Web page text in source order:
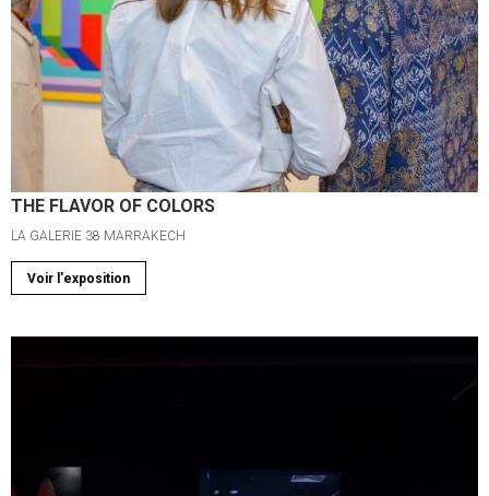
THE FLAVOR OF COLORS
LA GALERIE 38 MARRAKECH
Voir l'exposition